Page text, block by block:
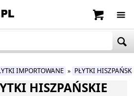
IMPORTOWANE » PŁYTKI
HISZPAŃSKIE